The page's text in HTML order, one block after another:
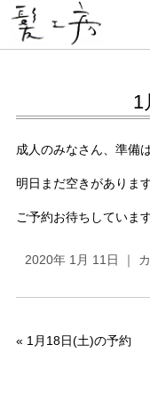
1
成人のみなさん、準備
明日まだ空きがありま
ご予約お待ちしていま
2020年 1月 11日 ｜
« 1月18日(土)の予約